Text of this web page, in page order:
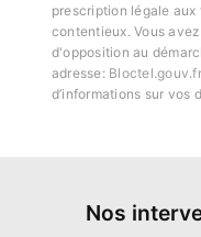
prescription légale
contentieux. Vous
d'opposition au
adresse: Bloctel.gouv.fr
d’informations sur vos
Nos